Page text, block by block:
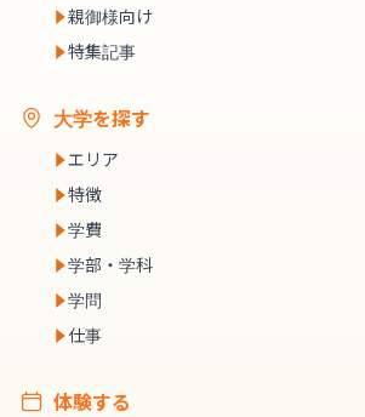
親御様向け
特集記事
大学を探す
エリア
特徴
学費
学部・学科
学問
仕事
体験する